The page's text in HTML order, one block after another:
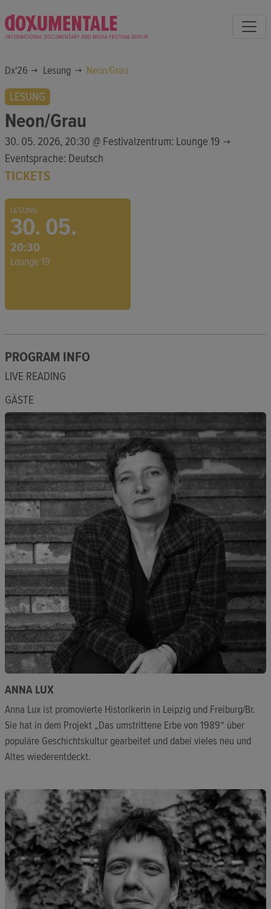
Dx'26 Lesung Neon/Grau
LESUNG
Neon/Grau
30. 05. 2026, 20:30 @ Festivalzentrum: Lounge 19
Eventsprache: Deutsch
TICKETS
LESUNG
30. 05.
20:30
Lounge 19
PROGRAM INFO
LIVE READING
GÄSTE
ANNA LUX
Anna Lux ist promovierte Historikerin in Leipzig und Freiburg/Br.
Sie hat in dem Projekt „Das umstrittene Erbe von 1989“ über
populäre Geschichtskultur gearbeitet und dabei vieles neu und
Altes wiederentdeckt.